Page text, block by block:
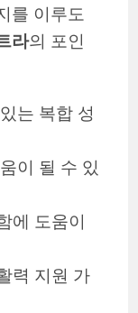
를 이루도
라의 포인
는 복합 성
이 될 수 있
에 도움이
력 지원 가